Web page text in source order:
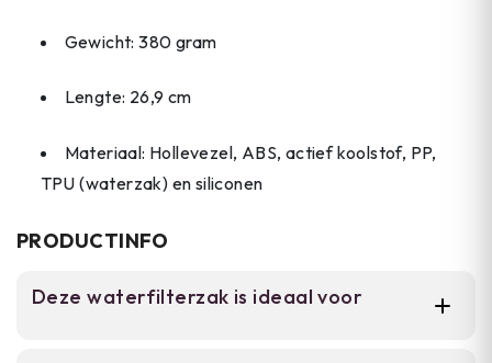
Gewicht: 380 gram
Lengte: 26,9 cm
Materiaal: Hollevezel, ABS, actief koolstof, PP,
TPU (waterzak) en siliconen
PRODUCTINFO
Deze waterfilterzak is ideaal voor